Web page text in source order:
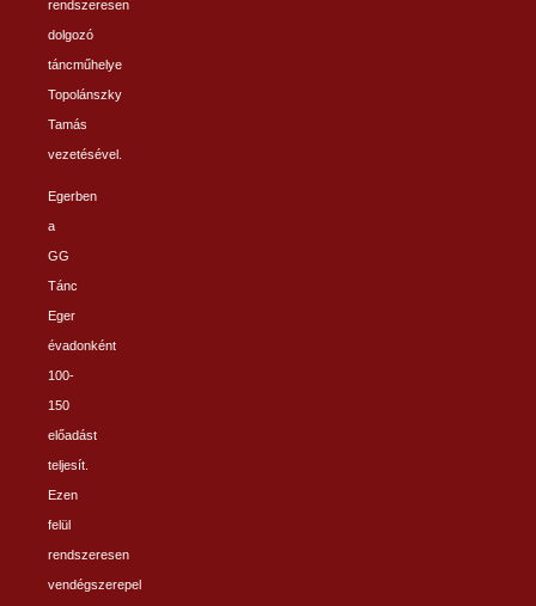
rendszeresen
dolgozó
táncműhelye
Topolánszky
Tamás
vezetésével.
Egerben
a
GG
Tánc
Eger
évadonként
100-
150
előadást
teljesít.
Ezen
felül
rendszeresen
vendégszerepel